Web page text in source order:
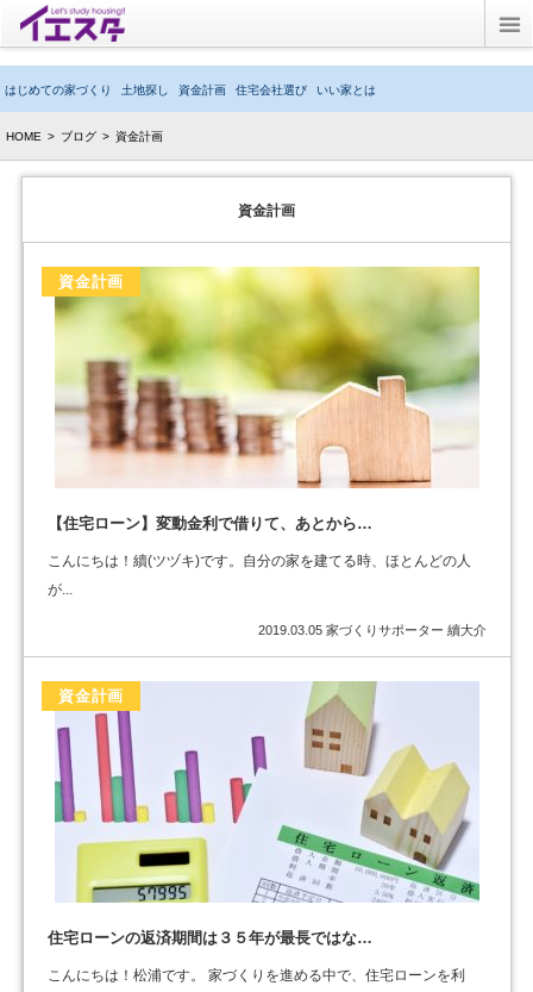
はじめての家づくり 土地探し 資金計画 住宅会社選び いい家とは
HOME > ブログ > 資金計画
資金計画
資金計画
【住宅ローン】変動金利で借りて、あとから…
こんにちは！續(ツヅキ)です。自分の家を建てる時、ほとんどの人
が...
2019.03.05 家づくりサポーター 續大介
資金計画
住宅ローンの返済期間は３５年が最長ではな…
こんにちは！松浦です。 家づくりを進める中で、住宅ローンを利
ブログ
キッズルーム
イエスタとは？